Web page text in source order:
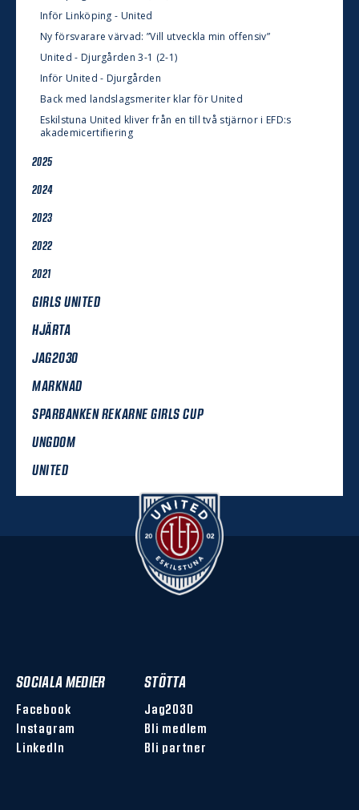
Inför Linköping - United
Ny försvarare värvad: ”Vill utveckla min offensiv”
United - Djurgården 3-1 (2-1)
Inför United - Djurgården
Back med landslagsmeriter klar för United
Eskilstuna United kliver från en till två stjärnor i EFD:s
akademicertifiering
2025
2024
2023
2022
2021
GIRLS UNITED
HJÄRTA
JAG2030
MARKNAD
SPARBANKEN REKARNE GIRLS CUP
UNGDOM
UNITED
SOCIALA MEDIER
Facebook
Instagram
LinkedIn
STÖTTA
Jag2030
Bli medlem
Bli partner